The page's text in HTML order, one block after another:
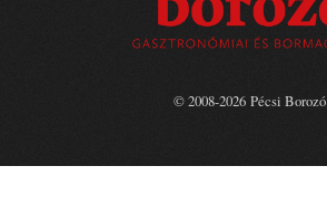
© 2008-2026 Pécsi Borozó